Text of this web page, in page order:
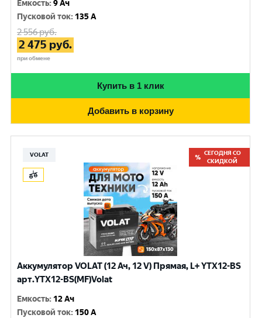
Емкость:9 Ач
Пусковой ток: 135 A
2 556руб.
2 475 руб.
при обмене
Купить в 1 клик
Добавить в корзину
VOLAT
СЕГОДНЯ СО
СКИДКОЙ
Аккумулятор VOLAT (12 Ач, 12 V) Прямая, L+ YTX12-BS
арт.YTX12-BS(MF)Volat
Емкость: 12 Ач
Пусковой ток: 150 A